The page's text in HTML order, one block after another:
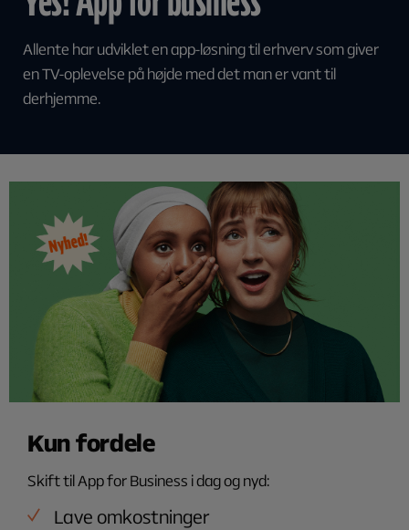
Allente har udviklet en app-løsning til erhverv som giver
en TV-oplevelse på højde med det man er vant til
derhjemme.
Kun fordele
Skift til App for Business i dag og nyd:
Lave omkostninger